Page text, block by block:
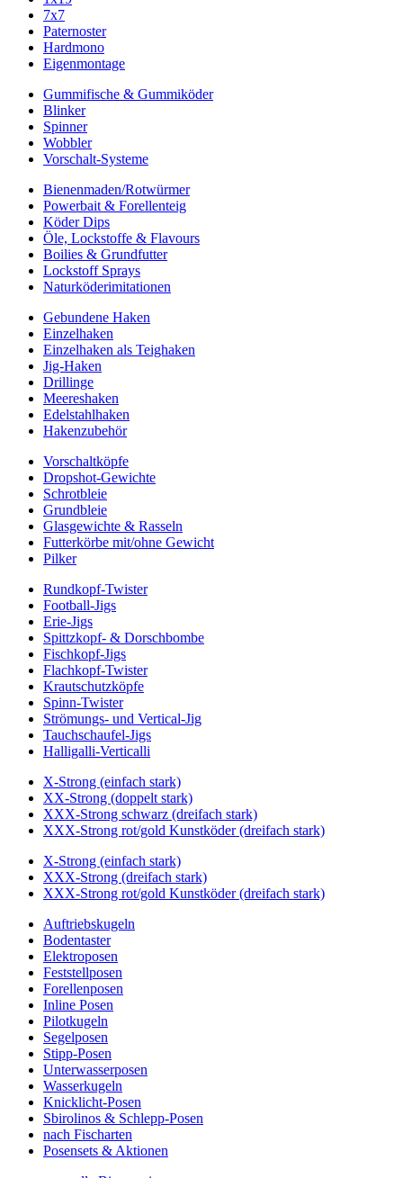
7x7
Paternoster
Hardmono
Eigenmontage
Gummifische & Gummiköder
Blinker
Spinner
Wobbler
Vorschalt-Systeme
Bienenmaden/Rotwürmer
Powerbait & Forellenteig
Köder Dips
Öle, Lockstoffe & Flavours
Boilies & Grundfutter
Lockstoff Sprays
Naturköderimitationen
Gebundene Haken
Einzelhaken
Einzelhaken als Teighaken
Jig-Haken
Drillinge
Meereshaken
Edelstahlhaken
Hakenzubehör
Vorschaltköpfe
Dropshot-Gewichte
Schrotbleie
Grundbleie
Glasgewichte & Rasseln
Futterkörbe mit/ohne Gewicht
Pilker
Rundkopf-Twister
Football-Jigs
Erie-Jigs
Spittzkopf- & Dorschbombe
Fischkopf-Jigs
Flachkopf-Twister
Krautschutzköpfe
Spinn-Twister
Strömungs- und Vertical-Jig
Tauchschaufel-Jigs
Halligalli-Verticalli
X-Strong (einfach stark)
XX-Strong (doppelt stark)
XXX-Strong schwarz (dreifach stark)
XXX-Strong rot/gold Kunstköder (dreifach stark)
X-Strong (einfach stark)
XXX-Strong (dreifach stark)
XXX-Strong rot/gold Kunstköder (dreifach stark)
Auftriebskugeln
Bodentaster
Elektroposen
Feststellposen
Forellenposen
Inline Posen
Pilotkugeln
Segelposen
Stipp-Posen
Unterwasserposen
Wasserkugeln
Knicklicht-Posen
Sbirolinos & Schlepp-Posen
nach Fischarten
Posensets & Aktionen